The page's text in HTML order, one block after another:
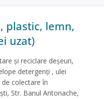
plastic, lemn,
uzat)
și reciclare deșeuri,
detergenți , ulei
colectare în
Str. Banul Antonache,